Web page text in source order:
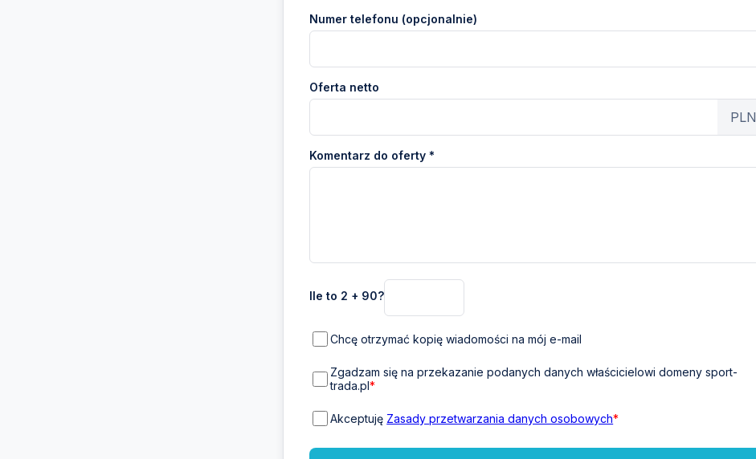
Numer telefonu (opcjonalnie)
Oferta netto
PLN
Komentarz do oferty *
Ile to 2 + 90?
Chcę otrzymać kopię wiadomości na mój e-mail
Zgadzam się na przekazanie podanych danych właścicielowi domeny sport-
trada.pl*
Akceptuję Zasady przetwarzania danych osobowych*